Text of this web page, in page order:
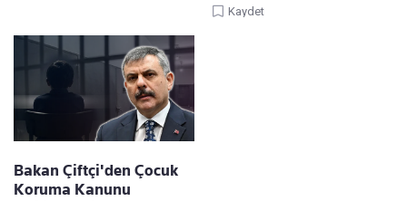
Kaydet
Bakan Çiftçi'den Çocuk
Koruma Kanunu